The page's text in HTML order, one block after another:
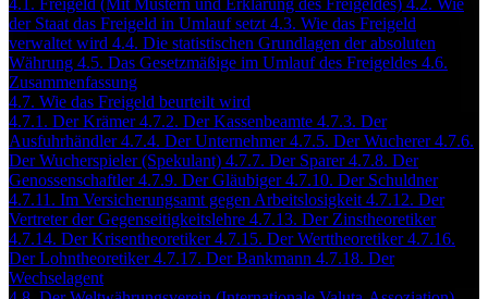
4.1. Freigeld (Mit Mustern und Erklärung des Freigeldes) 4.2. Wie
der Staat das Freigeld in Umlauf setzt 4.3. Wie das Freigeld
verwaltet wird 4.4. Die statistischen Grundlagen der absoluten
Währung 4.5. Das Gesetzmäßige im Umlauf des Freigeldes 4.6.
Zusammenfassung
4.7. Wie das Freigeld beurteilt wird
4.7.1. Der Krämer4.7.2. Der Kassenbeamte 4.7.3. Der
Ausfuhrhändler4.7.4. Der Unternehmer4.7.5. Der Wucherer4.7.6.
Der Wucherspieler (Spekulant) 4.7.7. Der Sparer4.7.8. Der
Genossenschaftler4.7.9. Der Gläubiger4.7.10. Der Schuldner
4.7.11. Im Versicherungsamt gegen Arbeitslosigkeit 4.7.12. Der
Vertreter der Gegenseitigkeitslehre 4.7.13. Der Zinstheoretiker
4.7.14. Der Krisentheoretiker4.7.15. Der Werttheoretiker4.7.16.
Der Lohntheoretiker4.7.17. Der Bankmann 4.7.18. Der
Wechselagent